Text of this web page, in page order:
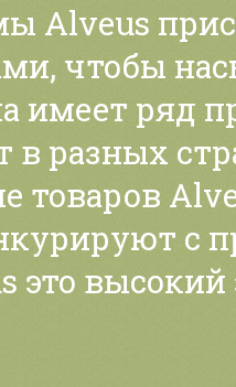
Alveus
чтобы
имеет ряд
разных
товаров
с
высокий